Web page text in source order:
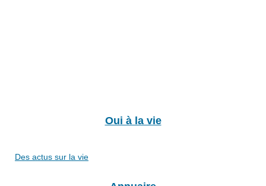
Oui à la vie
Des actus sur la vie